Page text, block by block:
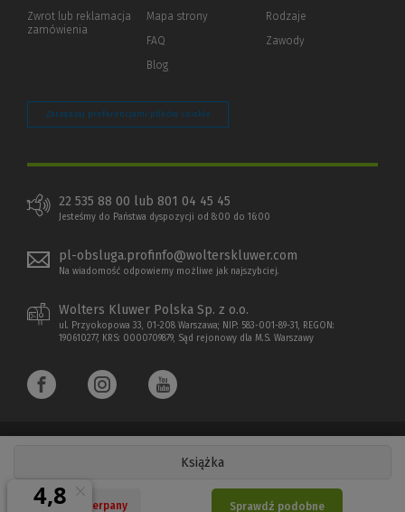
Książka
Nakład wyczerpany Sprawdź podobne
innej
Zwrot lub reklamacja
zamówienia
Mapa strony
FAQ
Blog
Rodzaje
Zawody
Zarządzaj preferencjami plików cookie
22 535 88 00 lub 801 04 45 45
Jesteśmy do Państwa dyspozycji od 8:00 do 16:00
pl-obsluga.profinfo@wolterskluwer.com
Na wiadomość odpowiemy możliwe jak najszybciej.
Wolters Kluwer Polska Sp. z o.o.
ul. Przyokopowa 33, 01-208 Warszawa; NIP: 583-001-89-31, REGON:
190610277, KRS: 0000709879, Sąd rejonowy dla M.S. Warszawy
Copyright 1997 - 2026 Wolters Kluwer Polska Sp. z o.o.